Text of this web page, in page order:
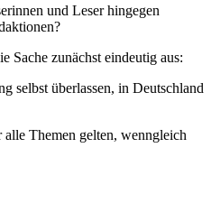
und Leser hingegen
Sache zunächst eindeutig aus:
selbst überlassen, in Deutschland
Themen gelten, wenngleich